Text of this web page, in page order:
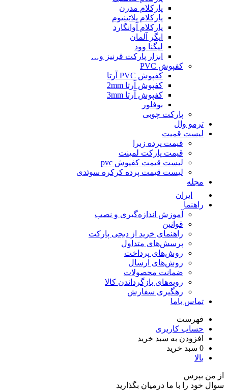
پارکلام مدرن
پارکلام پلاتینیوم
پارکلام آوانگارد
ایگر آلمان
لیگنا وود
ابزار پارکت قرنیز و…
کفپوش PVC
کفپوش PVC آرتا
کفپوش آرتا 2mm
کفپوش آرتا 3mm
بوفلور
پارکت چوبی
ترمو وال
لیست قمیت
قیمت پرده زبرا
قیمت پارکت لمینت
لیست قیمت کفپوش pvc
لیست قیمت پرده کرکره سوئدی
مجله
ایران
راهنما
آموزش اندازه‌گیری و نصب
قوانین
راهنمای خرید از دیجی پارکت
پرسش‌های متداول
روش‌های پرداخت
روش‌های ارسال
ضمانت محصولات
رویه‌های بازگرداندن کالا
رهگیری سفارش
تماس باما
فهرست
حساب کاربری
افزودن به سبد خرید
0 سبد خرید
بالا
از من بپرس
سوال خود را با ما درمیان بگذارید